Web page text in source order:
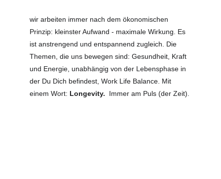
wir arbeiten immer nach dem ökonomischen
Prinzip: kleinster Aufwand - maximale Wirkung. Es
ist anstrengend und entspannend zugleich. Die
Themen, die uns bewegen sind: Gesundheit, Kraft
und Energie, unabhängig von der Lebensphase in
der Du Dich befindest, Work Life Balance. Mit
einem Wort: Longevity. Immer am Puls (der Zeit).